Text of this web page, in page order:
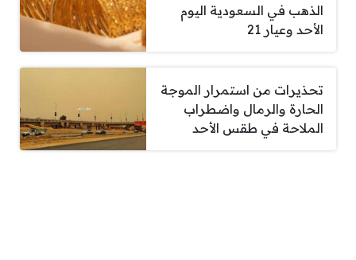
الذهب في السعودية اليوم
الأحد وعيار 21
تحذيرات من استمرار الموجة
الحارة والرمال واضطراب
الملاحة في طقس الأحد